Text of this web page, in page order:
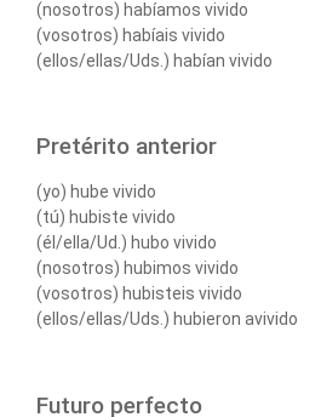
(nosotros) habíamos vivido
(vosotros) habíais vivido
(ellos/ellas/Uds.) habían vivido
Pretérito anterior
(yo) hube vivido
(tú) hubiste vivido
(él/ella/Ud.) hubo vivido
(nosotros) hubimos vivido
(vosotros) hubisteis vivido
(ellos/ellas/Uds.) hubieron avivido
Futuro perfecto